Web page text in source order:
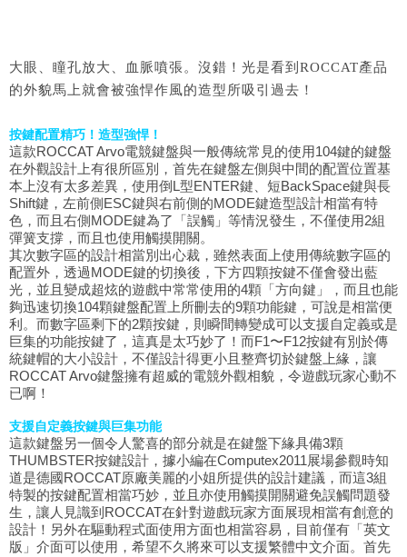
大眼、瞳孔放大、血脈噴張。沒錯！光是看到ROCCAT產品
的外貌馬上就會被強悍作風的造型所吸引過去！
按鍵配置精巧！造型強悍！
這款ROCCAT Arvo電競鍵盤與一般傳統常見的使用104鍵的鍵盤
在外觀設計上有很所區別，首先在鍵盤左側與中間的配置位置基
本上沒有太多差異，使用倒L型ENTER鍵、短BackSpace鍵與長
Shift鍵，左前側ESC鍵與右前側的MODE鍵造型設計相當有特
色，而且右側MODE鍵為了「誤觸」等情況發生，不僅使用2組
彈簧支撐，而且也使用觸摸開關。
其次數字區的設計相當別出心裁，雖然表面上使用傳統數字區的
配置外，透過MODE鍵的切換後，下方四顆按鍵不僅會發出藍
光，並且變成超炫的遊戲中常常使用的4顆「方向鍵」，而且也能
夠迅速切換104顆鍵盤配置上所刪去的9顆功能鍵，可說是相當便
利。而數字區剩下的2顆按鍵，則瞬間轉變成可以支援自定義或是
巨集的功能按鍵了，這真是太巧妙了！而F1〜F12按鍵有別於傳
統鍵帽的大小設計，不僅設計得更小且整齊切於鍵盤上緣，讓
ROCCAT Arvo鍵盤擁有超威的電競外觀相貌，令遊戲玩家心動不
已啊！
支援自定義按鍵與巨集功能
這款鍵盤另一個令人驚喜的部分就是在鍵盤下緣具備3顆
THUMBSTER按鍵設計，據小編在Computex2011展場參觀時知
道是德國ROCCAT原廠美麗的小姐所提供的設計建議，而這3組
特製的按鍵配置相當巧妙，並且亦使用觸摸開關避免誤觸問題發
生，讓人見識到ROCCAT在針對遊戲玩家方面展現相當有創意的
設計！另外在驅動程式面使用方面也相當容易，目前僅有「英文
版」介面可以使用，希望不久將來可以支援繁體中文介面。首先